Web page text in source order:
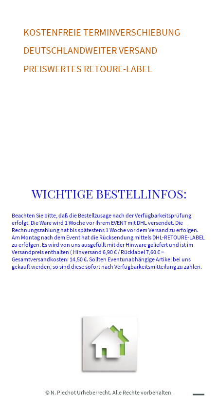
KOSTENFREIE TERMINVERSCHIEBUNG
DEUTSCHLANDWEITER VERSAND
PREISWERTES RETOURE-LABEL
WICHTIGE BESTELLINFOS:
Beachten Sie bitte, daß die Bestellzusage nach der Verfügbarkeitsprüfung
erfolgt. Die Ware wird 1 Woche vor Ihrem EVENT mit DHL versendet. Die
Rechnungszahlung hat bis spätestens 1 Woche vor dem Versand zu erfolgen.
Am Montag nach dem Event hat die Rücksendung mittels DHL-RETOURE-LABEL
zu erfolgen. Es wird von uns ausgefüllt mit der Hinware geliefert und ist im
Versandpreis enthalten ( Hinversand 6,90 € / Rücklabel 7,60 € =
Gesamtversandkosten: 14,50 €. Sollten Eventunabhängige Artikel bei uns
gekauft werden, so sind diese sofort nach Verfügbarkeitsmitteilung zu zahlen.
© N. Piechot Urheberrecht. Alle Rechte vorbehalten.